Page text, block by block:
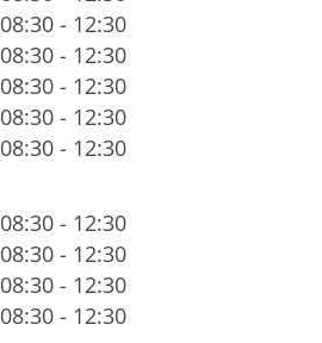
08:30 - 12:30
08:30 - 12:30
08:30 - 12:30
08:30 - 12:30
08:30 - 12:30
08:30 - 12:30
08:30 - 12:30
08:30 - 12:30
08:30 - 12:30